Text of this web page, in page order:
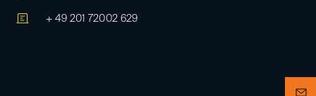
+ 49 201 72002 629